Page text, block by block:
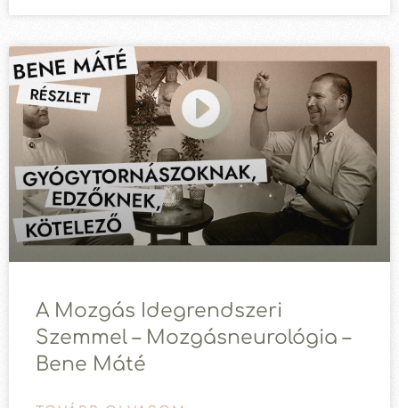
A Mozgás Idegrendszeri
Szemmel – Mozgásneurológia –
Bene Máté